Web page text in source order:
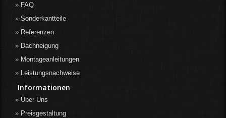
FAQ
Sonderkantteile
Referenzen
Dachneigung
Montageanleitungen
Leistungsnachweise
Informationen
Über Uns
Preisgestaltung